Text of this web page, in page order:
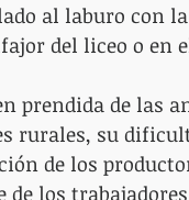
al laburo con
del liceo o en
prendida de las
rurales, su
de los
los